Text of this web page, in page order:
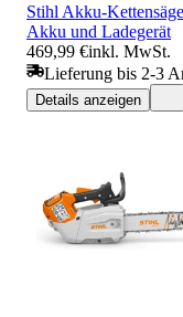
Stihl Akku-
Akku und Ladegerät
469,99 €inkl. MwSt.
Lieferung bis 2-3
Details anzeigen